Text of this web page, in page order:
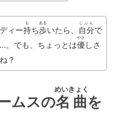
ィー持
も
ち歩
ある
いたら、 自分
じぶん
で
。でも、ちょっとは優
やさ
しさ
？
ムスの名曲
めいきょく
を